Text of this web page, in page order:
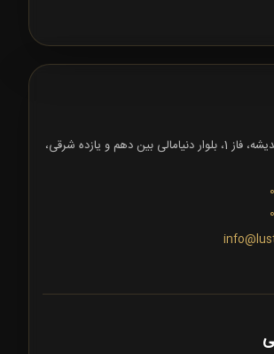
تهران، شهرک اندیشه، فاز 1، بلوار دنیامالی بین دهم و یازده شرقی،